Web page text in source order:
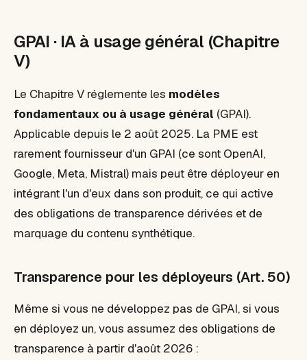
GPAI · IA à usage général (Chapitre
V)
Le Chapitre V réglemente les modèles
fondamentaux ou à usage général (GPAI).
Applicable depuis le 2 août 2025. La PME est
rarement fournisseur d'un GPAI (ce sont OpenAI,
Google, Meta, Mistral) mais peut être déployeur en
intégrant l'un d'eux dans son produit, ce qui active
des obligations de transparence dérivées et de
marquage du contenu synthétique.
Transparence pour les déployeurs (Art. 50)
Même si vous ne développez pas de GPAI, si vous
en déployez un, vous assumez des obligations de
transparence à partir d'août 2026 :